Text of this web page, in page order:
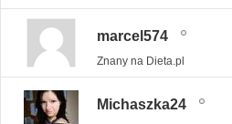
marcel574
Znany na Dieta.pl
Michaszka24